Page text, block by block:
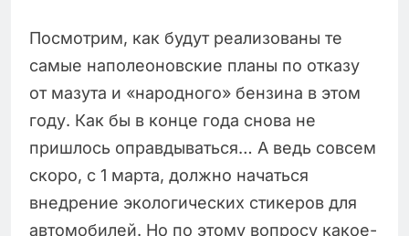
Посмотрим, как будут реализованы те
самые наполеоновские планы по отказу
от мазута и «народного» бензина в этом
году. Как бы в конце года снова не
пришлось оправдываться… А ведь совсем
скоро, с 1 марта, должно начаться
внедрение экологических стикеров для
автомобилей. Но по этому вопросу какое-